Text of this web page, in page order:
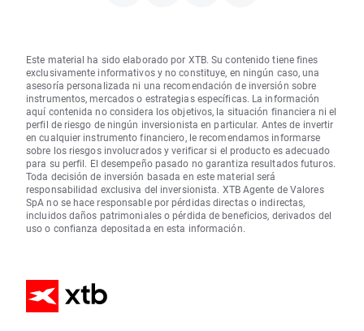
Este material ha sido elaborado por XTB. Su contenido tiene fines
exclusivamente informativos y no constituye, en ningún caso, una
asesoría personalizada ni una recomendación de inversión sobre
instrumentos, mercados o estrategias específicas. La información
aquí contenida no considera los objetivos, la situación financiera ni el
perfil de riesgo de ningún inversionista en particular. Antes de invertir
en cualquier instrumento financiero, le recomendamos informarse
sobre los riesgos involucrados y verificar si el producto es adecuado
para su perfil. El desempeño pasado no garantiza resultados futuros.
Toda decisión de inversión basada en este material será
responsabilidad exclusiva del inversionista. XTB Agente de Valores
SpA no se hace responsable por pérdidas directas o indirectas,
incluidos daños patrimoniales o pérdida de beneficios, derivados del
uso o confianza depositada en esta información.